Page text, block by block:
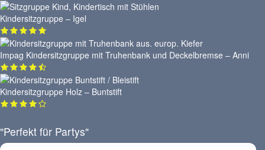
Kindersitzgruppe – Igel
Impag Kindersitzgruppe mit Truhenbank und Deckelbremse – Anni
Kindersitzgruppe Holz – Buntstift
"Perfekt für Partys"